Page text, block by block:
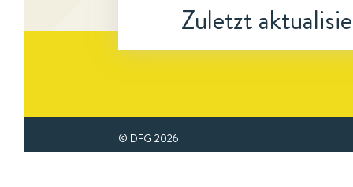
Zuletzt
© DFG 2026